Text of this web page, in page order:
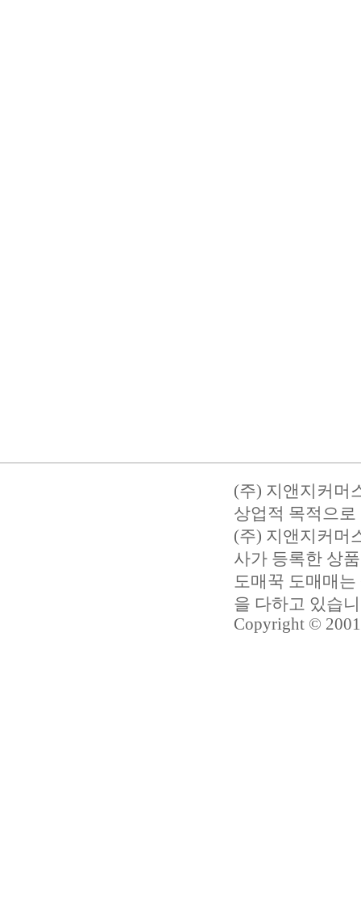
(주) 지앤지커머
상업적 목적으
(주) 지앤지커머
사가 등록한 상
도매꾹 도매매
을 다하고 있습
Copyright ©